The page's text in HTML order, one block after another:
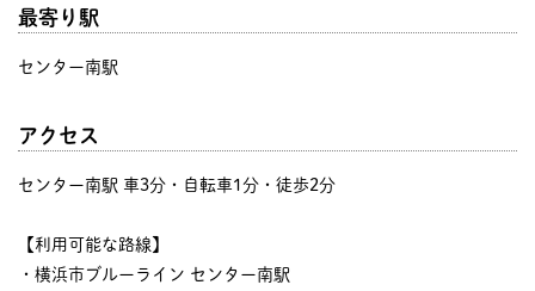
最寄り駅
センター南駅
アクセス
センター南駅 車3分・自転車1分・徒歩2分
【利用可能な路線】
・横浜市ブルーライン センター南駅